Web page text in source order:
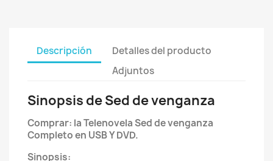
Descripción
Detalles del producto
Adjuntos
Sinopsis de Sed de venganza
Comprar: la Telenovela Sed de venganza
Completo en USB Y DVD.
Sinopsis: